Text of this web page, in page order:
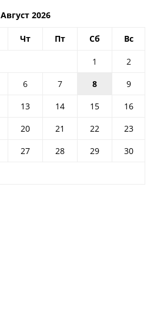
Август 2026
Чт Пт Сб Вс
1
2
6 7 8
9
13 14 15
16
20 21 22
23
27 28 29
30